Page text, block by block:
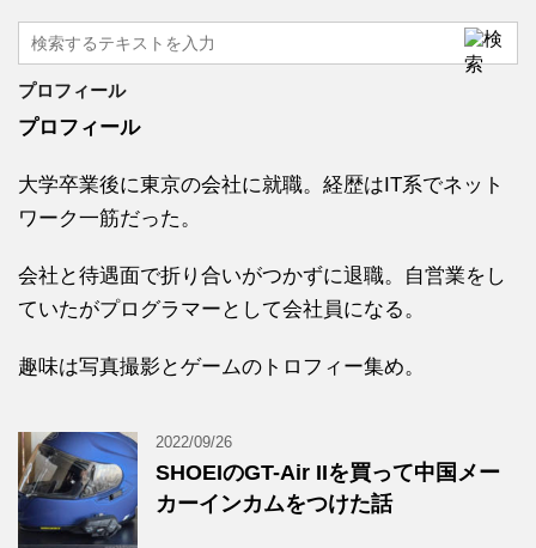
プロフィール
プロフィール
大学卒業後に東京の会社に就職。経歴はIT系でネット
ワーク一筋だった。
会社と待遇面で折り合いがつかずに退職。自営業をし
ていたがプログラマーとして会社員になる。
趣味は写真撮影とゲームのトロフィー集め。
2022/09/26
SHOEIのGT-Air IIを買って中国メー
カーインカムをつけた話